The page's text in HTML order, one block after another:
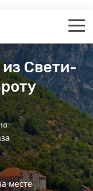
Свети-
месте